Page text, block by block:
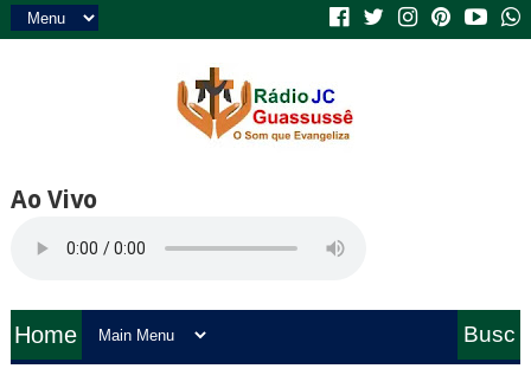
Ao Vivo
Home
Busc